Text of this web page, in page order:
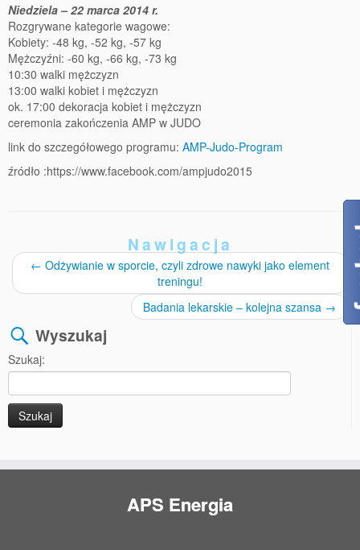
Niedziela – 22 marca 2014 r.
Rozgrywane kategorie wagowe:
Kobiety: -48 kg, -52 kg, -57 kg
Mężczyźni: -60 kg, -66 kg, -73 kg
10:30 walki mężczyzn
13:00 walki kobiet i mężczyzn
ok. 17:00 dekoracja kobiet i mężczyzn
ceremonia zakończenia AMP w JUDO
link do szczegółowego programu: AMP-Judo-Program
źródło :https://www.facebook.com/ampjudo2015
Nawigacja
← Odżywianie w sporcie, czyli zdrowe nawyki jako element
treningu!
Badania lekarskie – kolejna szansa →
Wyszukaj
Szukaj:
APS Energia